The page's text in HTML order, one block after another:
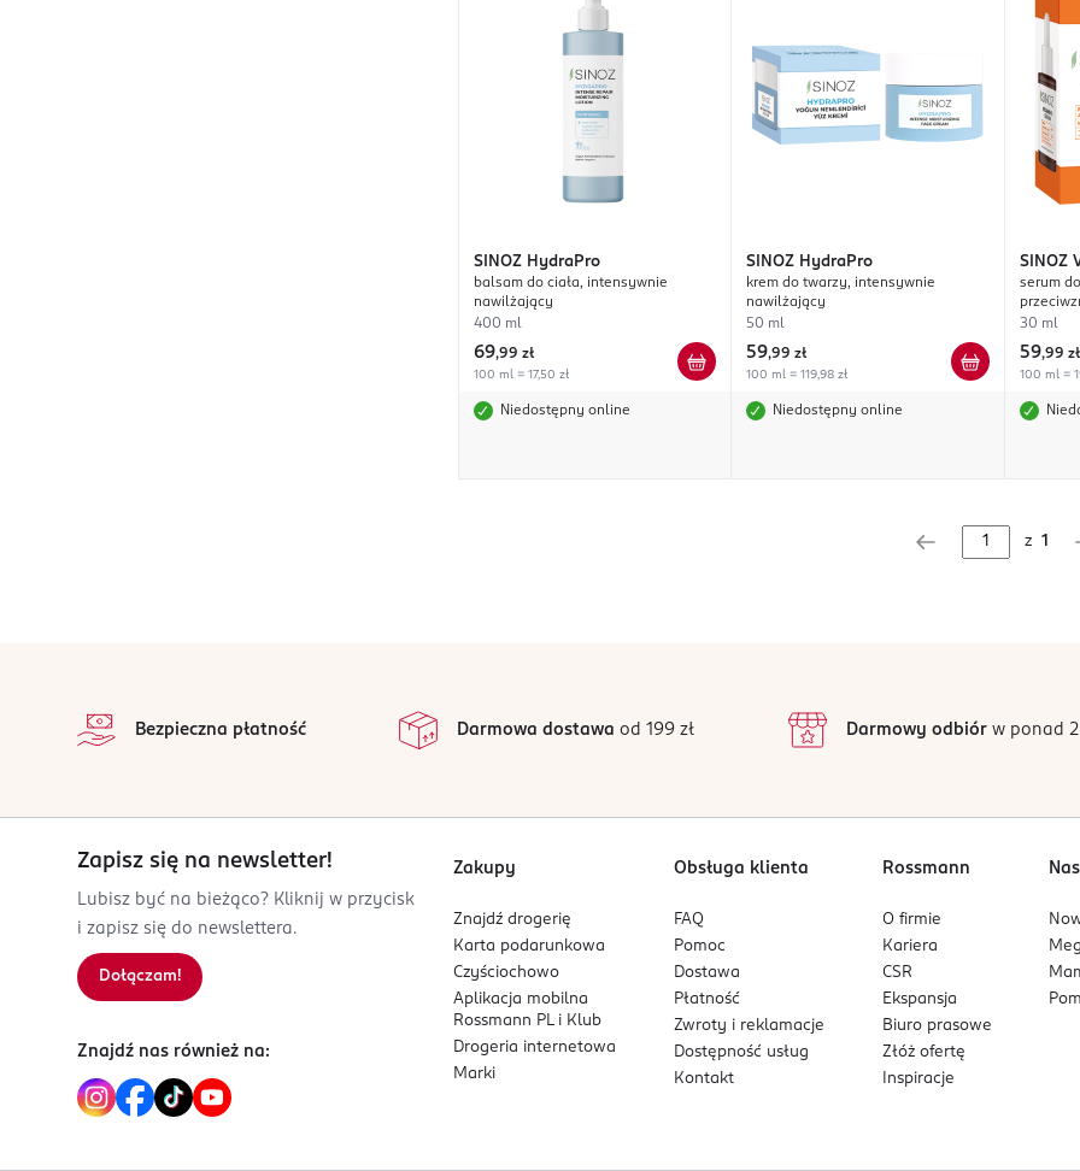
SINOZ HydraPro
balsam do ciała, intensywnie
nawilżający
400 ml
69,99 zł
100 ml = 17,50 zł
Niedostępny online
SINOZ HydraPro
krem do twarzy, intensywnie
nawilżający
50 ml
59,99 zł
100 ml = 119,98 zł
Niedostępny online
SINOZ
serum
30 ml
59,99 zł
100 ml =
z 1
Bezpieczna płatność Darmowa dostawa od 199 zł Darmowy odbiórw ponad
Zapisz się na newsletter!
Lubisz być na bieżąco? Kliknij w przycisk
i zapisz się do newslettera.
Dołączam!
Znajdź nas również na:
Zakupy
Znajdź drogerię
Karta podarunkowa
Czyściochowo
Aplikacja mobilna
Rossmann PL i Klub
Drogeria internetowa
Marki
Obsługa klienta
FAQ
Pomoc
Dostawa
Płatność
Zwroty i reklamacje
Dostępność usług
Kontakt
Rossmann
O firmie
Kariera
CSR
Ekspansja
Biuro prasowe
Złóż ofertę
Inspiracje